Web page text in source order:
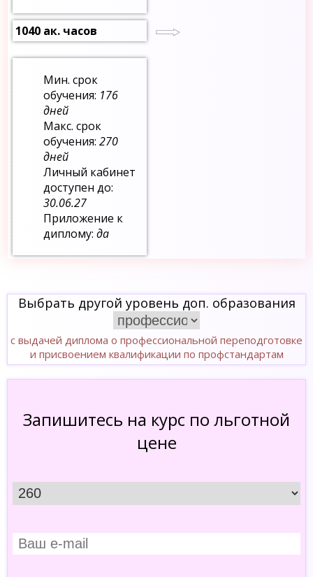
1040 ак. часов
Мин. срок
обучения: 176
дней
Макс. срок
обучения:270
дней
Личный кабинет
доступен до:
30.06.27
Приложение к
диплому:да
Выбрать другой уровень доп. образования
с выдачей диплома о профессиональной переподготовке
и присвоением квалификации по профстандартам
Запишитесь на курс по льготной
цене